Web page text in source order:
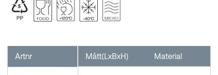
Mått(LxBxH) Material
Artnr